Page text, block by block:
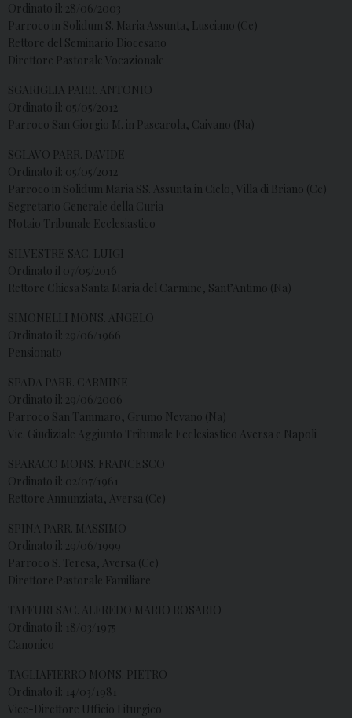
Ordinato il: 28/06/2003
Parroco in Solidum S. Maria Assunta, Lusciano (Ce)
Rettore del Seminario Diocesano
Direttore Pastorale Vocazionale
SGARIGLIA PARR. ANTONIO
Ordinato il: 05/05/2012
Parroco San Giorgio M. in Pascarola, Caivano (Na)
SGLAVO PARR. DAVIDE
Ordinato il: 05/05/2012
Parroco in Solidum Maria SS. Assunta in Cielo, Villa di Briano (Ce)
Segretario Generale della Curia
Notaio Tribunale Ecclesiastico
SILVESTRE SAC. LUIGI
Ordinato il 07/05/2016
Rettore Chiesa Santa Maria del Carmine, Sant’Antimo (Na)
SIMONELLI MONS. ANGELO
Ordinato il: 29/06/1966
Pensionato
SPADA PARR. CARMINE
Ordinato il: 29/06/2006
Parroco San Tammaro, Grumo Nevano (Na)
Vic. Giudiziale Aggiunto Tribunale Ecclesiastico Aversa e Napoli
SPARACO MONS. FRANCESCO
Ordinato il: 02/07/1961
Rettore Annunziata, Aversa (Ce)
SPINA PARR. MASSIMO
Ordinato il: 29/06/1999
Parroco S. Teresa, Aversa (Ce)
Direttore Pastorale Familiare
TAFFURI SAC. ALFREDO MARIO ROSARIO
Ordinato il: 18/03/1975
Canonico
TAGLIAFIERRO MONS. PIETRO
Ordinato il: 14/03/1981
Vice-Direttore Ufficio Liturgico